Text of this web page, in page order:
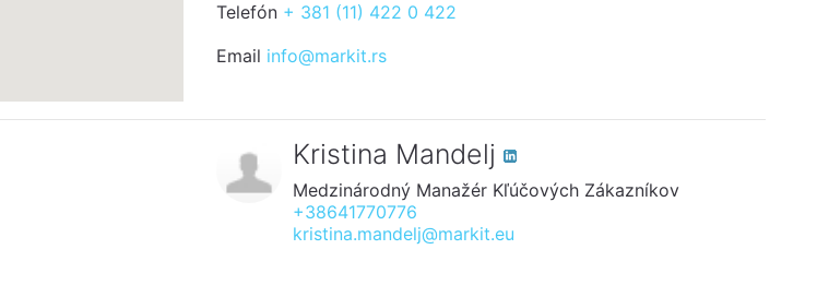
Telefón + 381 (11) 422 0 422
Email info@markit.rs
Kristina Mandelj
Medzinárodný Manažér Kľúčových Zákazníkov
+38641770776
kristina.mandelj@markit.eu